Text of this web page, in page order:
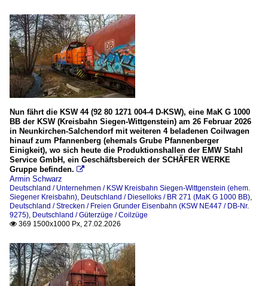
Nun fährt die KSW 44 (92 80 1271 004-4 D-KSW), eine MaK G 1000
BB der KSW (Kreisbahn Siegen-Wittgenstein) am 26 Februar 2026
in Neunkirchen-Salchendorf mit weiteren 4 beladenen Coilwagen
hinauf zum Pfannenberg (ehemals Grube Pfannenberger
Einigkeit), wo sich heute die Produktionshallen der EMW Stahl
Service GmbH, ein Geschäftsbereich der SCHÄFER WERKE
Gruppe befinden. 
Armin Schwarz
Deutschland / Unternehmen / KSW Kreisbahn Siegen-Wittgenstein (ehem.
Siegener Kreisbahn) Deutschland / Dieselloks / BR 271 (MaK G 1000 BB)
Deutschland / Strecken / Freien Grunder Eisenbahn (KSW NE447 / DB-Nr.
9275) Deutschland / Güterzüge / Coilzüge
 369 1500x1000 Px, 27.02.2026